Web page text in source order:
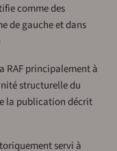
comme des
de gauche et dans
RAF principalement à
structurelle du
la publication décrit
servi à